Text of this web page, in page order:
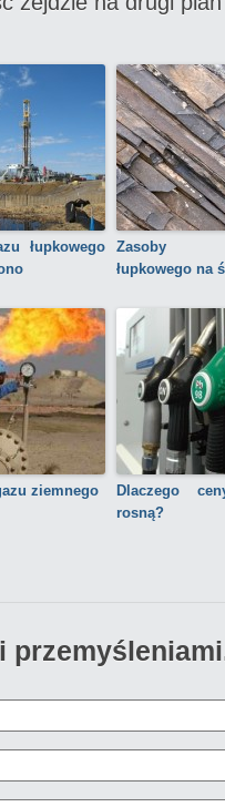
łupkowego
Zasoby
łupkowego na
ziemnego
Dlaczego
rosną?